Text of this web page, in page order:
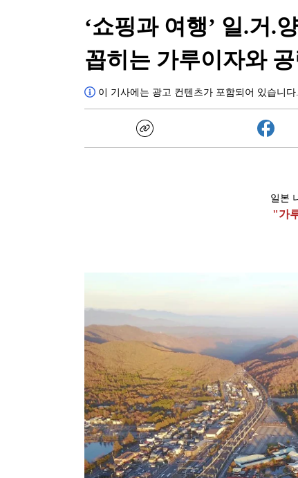
‘쇼핑과 여행’ 일.거.
꼽히는 가루이자와
이 기사에는 광고 컨텐츠가 포함되어 있습니다.
일본
"가